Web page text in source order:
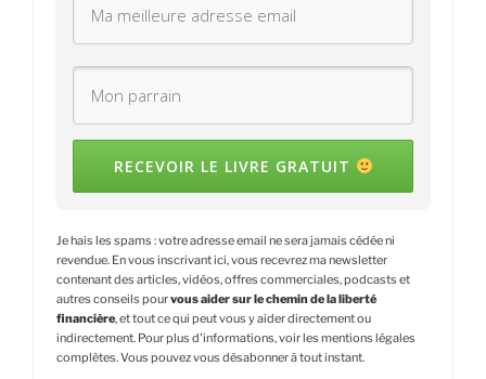
RECEVOIR LE LIVRE GRATUIT
Je hais les spams : votre adresse email ne sera jamais cédée ni
revendue. En vous inscrivant ici, vous recevrez ma newsletter
contenant des articles, vidéos, offres commerciales, podcasts et
autres conseils pourvous aider sur le chemin de la liberté
financière,et tout ce qui peut vous y aider directement ou
indirectement. Pour plus d'informations, voir les mentions légales
complètes. Vous pouvez vous désabonner à tout instant.